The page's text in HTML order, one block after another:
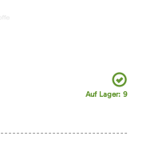
Auf Lager: 9